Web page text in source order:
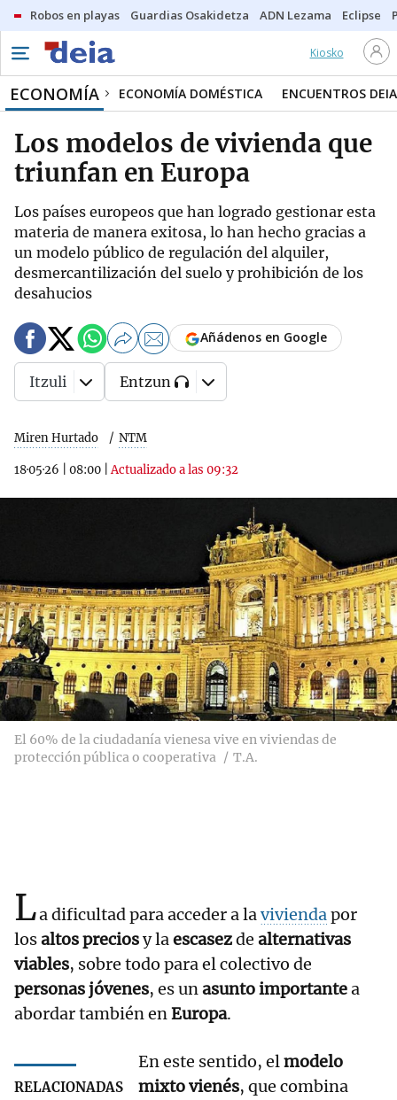
Robos en playas Guardias Osakidetza ADN Lezama Eclipse
Kiosko
ECONOMÍA ECONOMÍA DOMÉSTICA ENCUENTROS DEIA
Los modelos de vivienda que
triunfan en Europa
Los países europeos que han logrado gestionar esta
materia de manera exitosa, lo han hecho gracias a
un modelo público de regulación del alquiler,
desmercantilización del suelo y prohibición de los
desahucios
Miren Hurtado NTM
18·05·26 08:00 |Actualizado a las 09:32
Añádenos en Google
Itzuli Entzun
El 60% de la ciudadanía vienesa vive en viviendas de
protección pública o cooperativa
T.A.
La dificultad para acceder a laviviendapor
losaltos preciosy laescasezde alternativas
viables, sobre todo para el colectivo de
personas jóvenes, es unasunto importantea
abordar también enEuropa.
RELACIONADAS
En este sentido, elmodelo
mixto vienés, que combina